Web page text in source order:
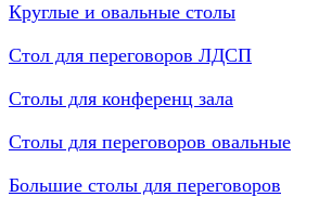
Круглые и овальные столы
Стол для переговоров ЛДСП
Столы для конференц зала
Столы для переговоров овальные
Большие столы для переговоров